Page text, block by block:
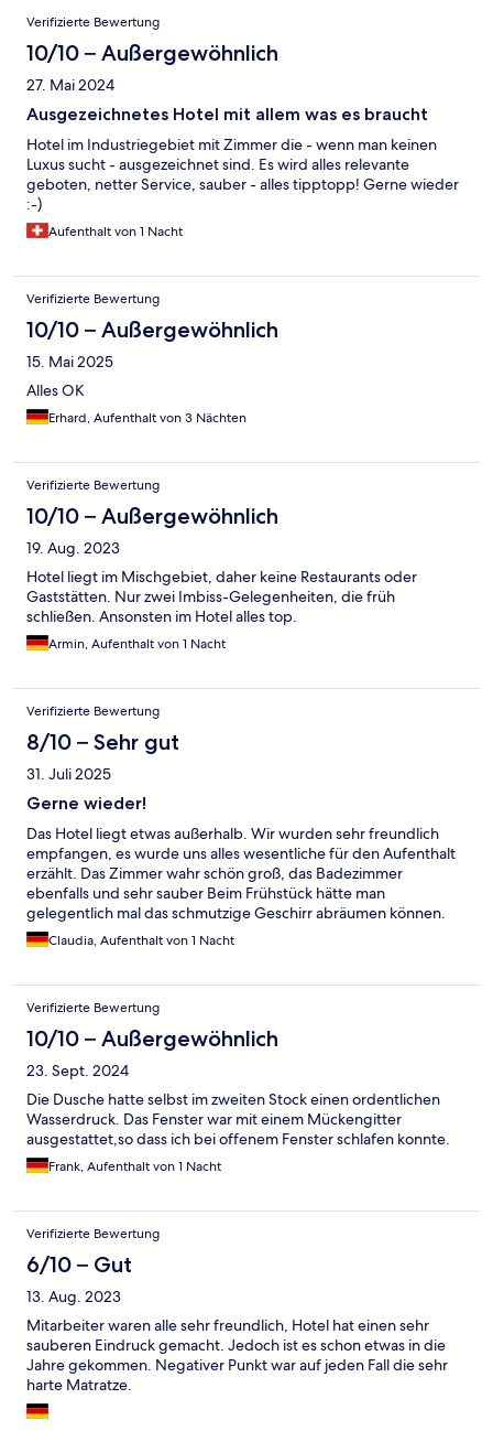
Verifizierte Bewertung
10/10 – Außergewöhnlich
27. Mai 2024
Ausgezeichnetes Hotel mit allem was es braucht
Hotel im Industriegebiet mit Zimmer die - wenn man keinen
Luxus sucht - ausgezeichnet sind. Es wird alles relevante
geboten, netter Service, sauber - alles tipptopp! Gerne wieder
:-)
Aufenthalt von 1 Nacht
Verifizierte Bewertung
10/10 – Außergewöhnlich
15. Mai 2025
Alles OK
Erhard, Aufenthalt von 3 Nächten
Verifizierte Bewertung
10/10 – Außergewöhnlich
19. Aug. 2023
Hotel liegt im Mischgebiet, daher keine Restaurants oder
Gaststätten. Nur zwei Imbiss-Gelegenheiten, die früh
schließen. Ansonsten im Hotel alles top.
Armin, Aufenthalt von 1 Nacht
Verifizierte Bewertung
8/10 – Sehr gut
31. Juli 2025
Gerne wieder!
Das Hotel liegt etwas außerhalb. Wir wurden sehr freundlich
empfangen, es wurde uns alles wesentliche für den Aufenthalt
erzählt. Das Zimmer wahr schön groß, das Badezimmer
ebenfalls und sehr sauber Beim Frühstück hätte man
gelegentlich mal das schmutzige Geschirr abräumen können.
Aber es hat sich nie einer blicken lassen. Waren nur drei Tische
im Saal belegt. Freundlichkeit wird dort im Hotel groß
Claudia, Aufenthalt von 1 Nacht
Verifizierte Bewertung
10/10 – Außergewöhnlich
23. Sept. 2024
Die Dusche hatte selbst im zweiten Stock einen ordentlichen
Wasserdruck. Das Fenster war mit einem Mückengitter
ausgestattet,so dass ich bei offenem Fenster schlafen konnte.
Frank, Aufenthalt von 1 Nacht
Verifizierte Bewertung
6/10 – Gut
13. Aug. 2023
Mitarbeiter waren alle sehr freundlich, Hotel hat einen sehr
sauberen Eindruck gemacht. Jedoch ist es schon etwas in die
Jahre gekommen. Negativer Punkt war auf jeden Fall die sehr
harte Matratze.